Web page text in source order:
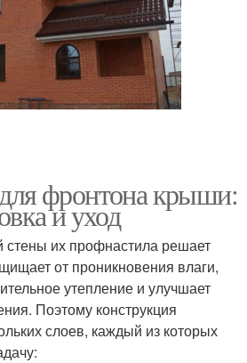
фронтона крыши:
и уход
их профнастила решает
от проникновения влаги,
утепление и улучшает
Поэтому конструкция
слоев, каждый из которых